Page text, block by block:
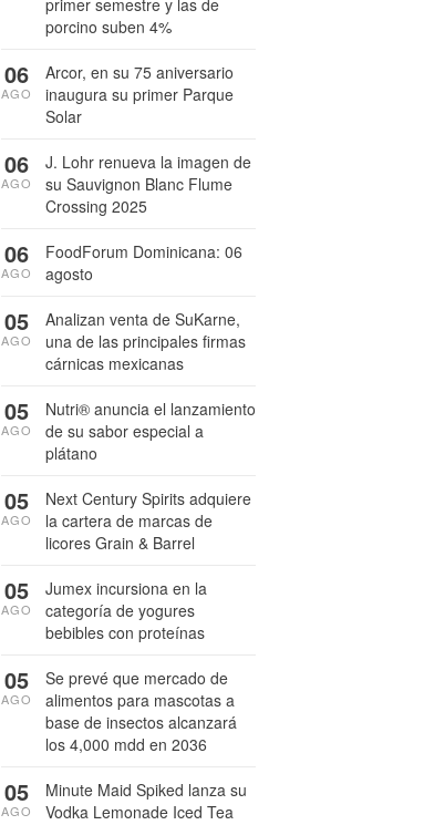
primer semestre y las de
porcino suben 4%
Arcor, en su 75 aniversario
inaugura su primer Parque
Solar
06
AGO
J. Lohr renueva la imagen de
su Sauvignon Blanc Flume
Crossing 2025
06
AGO
FoodForum Dominicana: 06
agosto
06
AGO
Analizan venta de SuKarne,
una de las principales firmas
cárnicas mexicanas
05
AGO
Nutri® anuncia el lanzamiento
de su sabor especial a
plátano
05
AGO
Next Century Spirits adquiere
la cartera de marcas de
licores Grain & Barrel
05
AGO
Jumex incursiona en la
categoría de yogures
bebibles con proteínas
05
AGO
Se prevé que mercado de
alimentos para mascotas a
base de insectos alcanzará
los 4,000 mdd en 2036
05
AGO
Minute Maid Spiked lanza su
Vodka Lemonade Iced Tea
05
AGO